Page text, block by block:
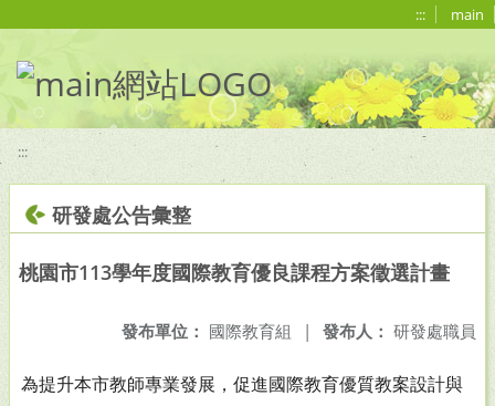
::: main
:::
研發處公告彙整
桃園市113學年度國際教育優良課程方案徵選計畫
發布人： 研發處職員
發布單位： 國際教育組 |
為提升本市教師專業發展，促進國際教育優質教案設計與